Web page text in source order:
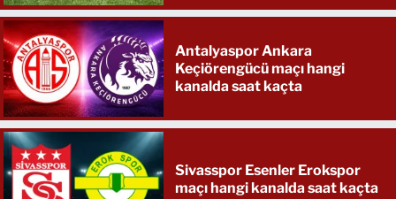
Antalyaspor Ankara
Keçiörengücü maçı hangi
kanalda saat kaçta
Sivasspor Esenler Erokspor
maçı hangi kanalda saat kaçta